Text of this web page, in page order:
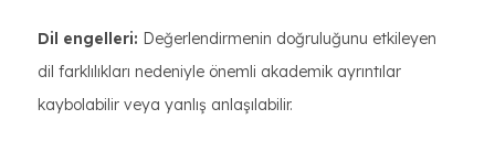
Dil engelleri: Değerlendirmenin doğruluğunu etkileyen
dil farklılıkları nedeniyle önemli akademik ayrıntılar
kaybolabilir veya yanlış anlaşılabilir.